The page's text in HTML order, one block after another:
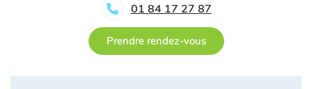
01 84 17 27 87
Prendre rendez-vous